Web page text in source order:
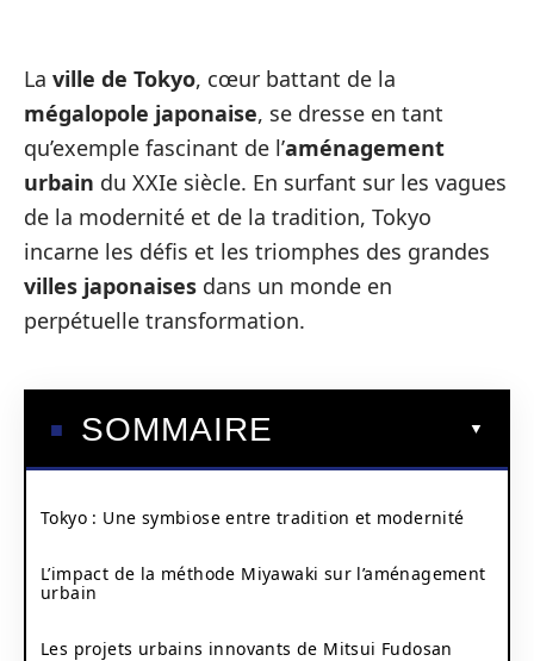
La ville de Tokyo, cœur battant de la
mégalopole japonaise, se dresse en tant
qu’exemple fascinant de l’aménagement
urbain du XXIe siècle. En surfant sur les vagues
de la modernité et de la tradition, Tokyo
incarne les défis et les triomphes des grandes
villes japonaises dans un monde en
perpétuelle transformation.
SOMMAIRE
Tokyo : Une symbiose entre tradition et modernité
L’impact de la méthode Miyawaki sur l’aménagement
urbain
Les projets urbains innovants de Mitsui Fudosan